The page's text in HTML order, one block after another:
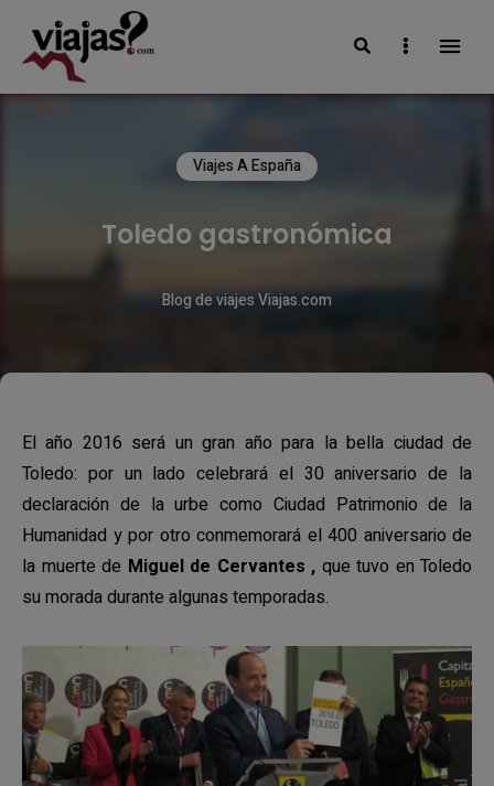
VIAJAS BLOG
SearchSidebar
Viajes A España
Toledo gastronómica
Blog de viajes Viajas.com
El año 2016 será un gran año para la bella ciudad de
Toledo: por un lado celebrará el 30 aniversario de la
declaración de la urbe como Ciudad Patrimonio de la
Humanidad y por otro conmemorará el 400 aniversario de
la muerte de Miguel de Cervantes , que tuvo en Toledo
su morada durante algunas temporadas.